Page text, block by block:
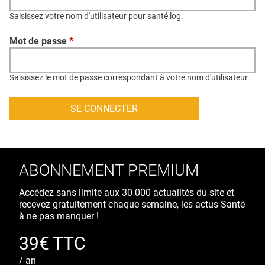
CONTACT
CRÉDITS
Saisissez votre nom d'utilisateur pour santé log.
Mot de passe *
Saisissez le mot de passe correspondant à votre nom d'utilisateur.
ABONNEMENT PREMIUM
Accédez sans limite aux 30 000 actualités du site et
recevez gratuitement chaque semaine, les actus Santé
à ne pas manquer !
39€ TTC
/ an